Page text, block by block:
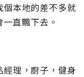
本地的差不多就
直飄下去。
理，廚子，健身